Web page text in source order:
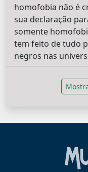
homofobia não é
sua declaração
somente
tem feito de tudo
negros nas